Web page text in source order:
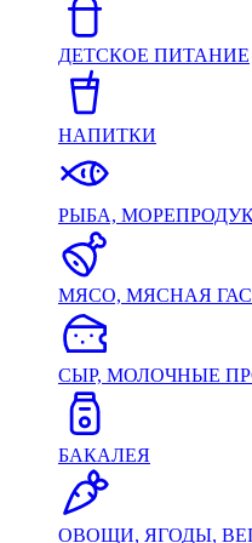
ДЕТСКОЕ ПИТАНИЕ
НАПИТКИ
РЫБА,
МЯСО, МЯСНАЯ
СЫР, МОЛОЧНЫЕ
БАКАЛЕЯ
ОВОЩИ, ЯГОДЫ,